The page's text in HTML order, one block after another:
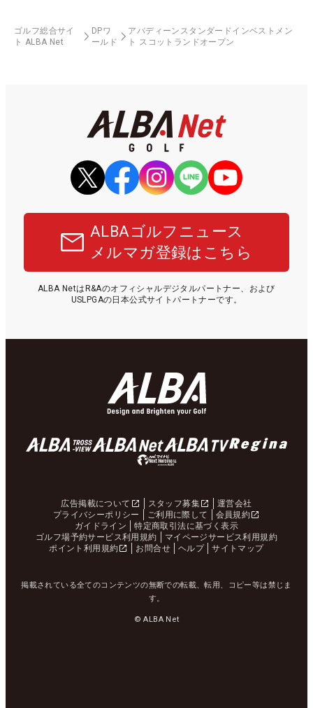
ゴルフ総合サイ
ト ALBA Net
DPワ
ールド
アバディーンスタンダードインベストメン
ト スコットランドオープン
ALBAゴルフニュース
メルマガ登録はこちら
ALBA NetはR&Aのオフィシャルデジタルパートナー、および
USLPGAの日本公式サイトパートナーです。
広告掲載について スタッフ募集
運営会社
プライバシーポリシー
ご利用に際して
会員規約
ガイドライン
特定商取引法に基づく表示
ゴルフ場予約サービス利用規約
マイページサービス利用規約
ポイント利用規約
お問合せ ヘルプ サイトマップ
掲載されている全てのコンテンツの無断での転載、転用、コピー等は禁じま
す。
© ALBA Net